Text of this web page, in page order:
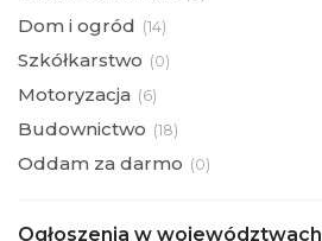
Dom i ogród (14)
Szkółkarstwo (0)
Motoryzacja (6)
Budownictwo (18)
Oddam za darmo (0)
Ogłoszenia w województwach